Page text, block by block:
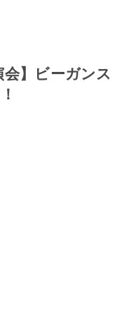
会】ビーガンス